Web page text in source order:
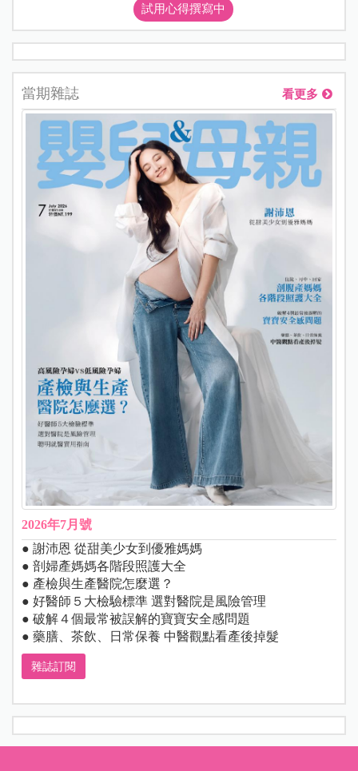
試用心得撰寫中
當期雜誌 看更多
2026年7月號
● 謝沛恩 從甜美少女到優雅媽媽
● 剖婦產媽媽各階段照護大全
● 產檢與生產醫院怎麼選？
● 好醫師５大檢驗標準 選對醫院是風險管理
● 破解４個最常被誤解的寶寶安全感問題
● 藥膳、茶飲、日常保養 中醫觀點看產後掉髮
雜誌訂閱